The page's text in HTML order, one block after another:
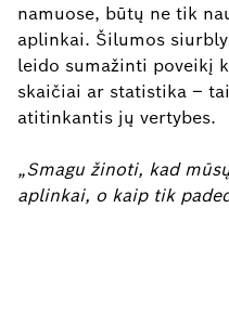
namuose, būtų ne tik
aplinkai. Šilumos
leido sumažinti poveikį
skaičiai ar statistika –
atitinkantis jų vertybes.
„Smagu žinoti, kad
aplinkai, o kaip tik